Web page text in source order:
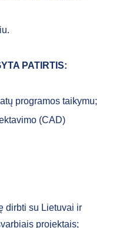
PATIRTIS:
programos taikymu;
(CAD)
dirbti su Lietuvai ir
projektais;